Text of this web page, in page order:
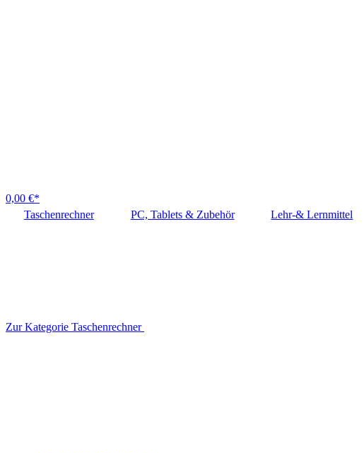
0,00 €*
Taschenrechner
PC, Tablets & Zubehör Lehr-& Lernmittel
Zur Kategorie Taschenrechner